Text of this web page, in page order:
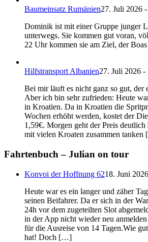
Baumeinsatz Rumänien27. Juli 2026
Dominik ist mit einer Gruppe junger
unterwegs. Sie kommen gut voran,
22 Uhr kommen sie am Ziel, der
Hilfstransport Albanien27. Juli 2026 -
Bei mir läuft es nicht ganz so gut, der
Aber ich bin sehr zufrieden: Heute
in Kroatien. Da in Kroatien die
Wochen erhöht werden, kostet der
1,59€. Morgen geht der Preis
mit vielen Kroaten zusammen
Fahrtenbuch – Julian on tour
Konvoi der Hoffnung 6218. Juni
Heute war es ein langer und zäher
seinen Beifahrer. Da er sich in der
24h vor dem zugeteilten Slot
in der App nicht wieder neu
für die Ausreise von 14 Tagen.Wie
hat! Doch […]